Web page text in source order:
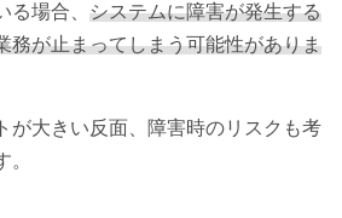
る場合、 システムに障害が発生する
務が止まってしまう可能性がありま
が大きい反面、障害時のリスクも考